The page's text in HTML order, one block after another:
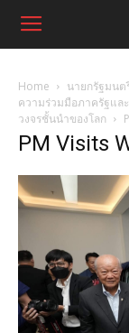
Home
นายกรัฐมนต
ความร่วมมือภาครัฐแล
วงจรชั้นนำของโลก
PM Visits